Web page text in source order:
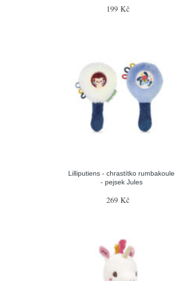
199 Kč
Lilliputiens - chrastítko rumbakoule
- pejsek Jules
269 Kč